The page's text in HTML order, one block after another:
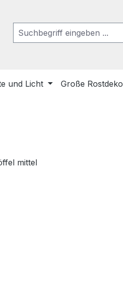
und Licht Große Rostdeko